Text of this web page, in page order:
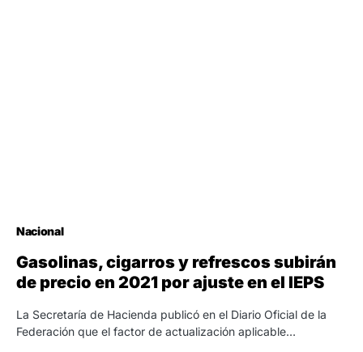
Nacional
Gasolinas, cigarros y refrescos subirán
de precio en 2021 por ajuste en el IEPS
La Secretaría de Hacienda publicó en el Diario Oficial de la
Federación que el factor de actualización aplicable…